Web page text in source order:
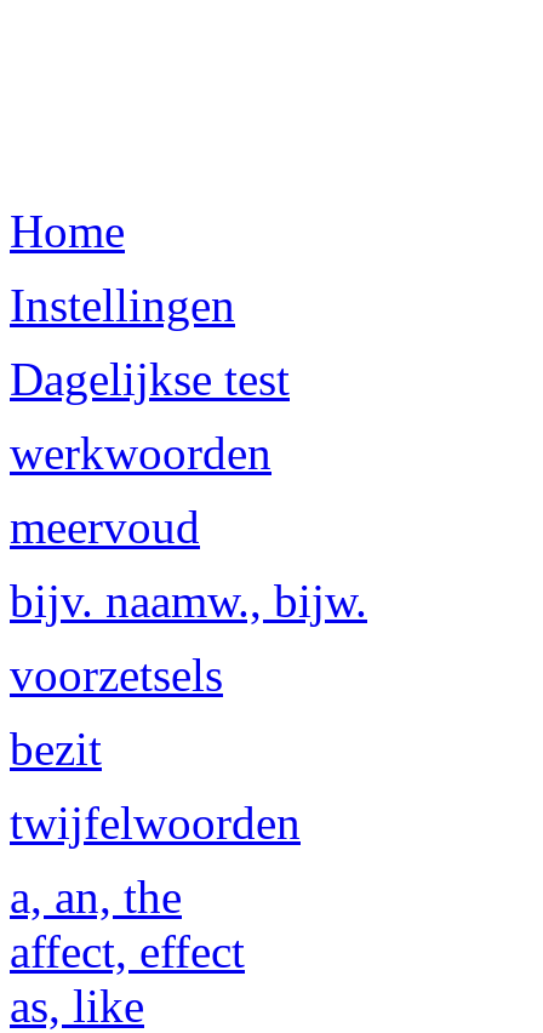
Home
Instellingen
Dagelijkse test
werkwoorden
meervoud
bijv. naamw., bijw.
voorzetsels
bezit
twijfelwoorden
a, an, the
affect, effect
as, like